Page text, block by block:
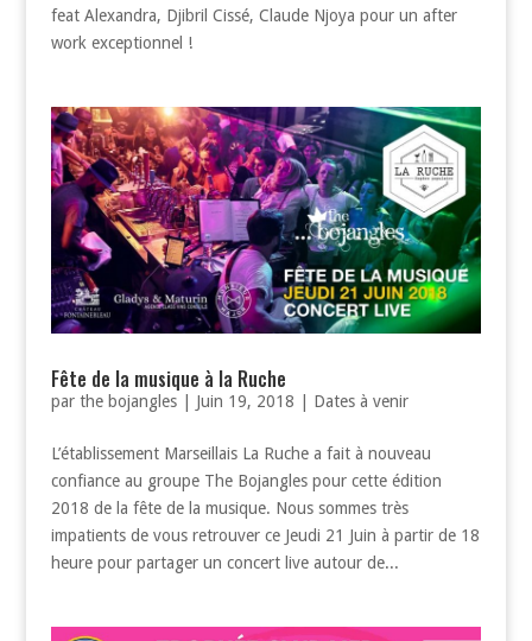
feat Alexandra, Djibril Cissé, Claude Njoya pour un after
work exceptionnel !
Fête de la musique à la Ruche
par the bojangles| Juin 19, 2018 Dates à venir
L’établissement Marseillais La Ruche a fait à nouveau
confiance au groupe The Bojangles pour cette édition
2018 de la fête de la musique. Nous sommes très
impatients de vous retrouver ce Jeudi 21 Juin à partir de 18
heure pour partager un concert live autour de...